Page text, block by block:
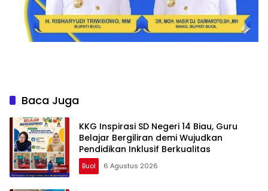
Baca Juga
KKG Inspirasi SD Negeri 14 Biau, Guru
Belajar Bergiliran demi Wujudkan
Pendidikan Inklusif Berkualitas
Buol 6 Agustus 2026